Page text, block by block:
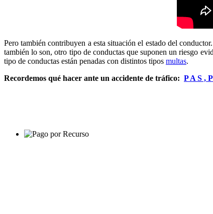
Pero también contribuyen a esta situación el estado del
también lo son, otro tipo de conductas que suponen un riesgo
tipo de conductas están penadas con distintos tipos multas.
Recordemos qué hacer ante un accidente de tráfico: P A S ,